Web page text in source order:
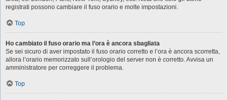
registrati possono cambiare il fuso orario e molte impostazioni.
Top
Ho cambiato il fuso orario ma l’ora è ancora sbagliata
Se sei sicuro di aver impostato il fuso orario corretto e l’ora è ancora scorretta,
allora l’orario memorizzato sull’orologio del server non è corretto. Avvisa un
amministratore per correggere il problema.
Top